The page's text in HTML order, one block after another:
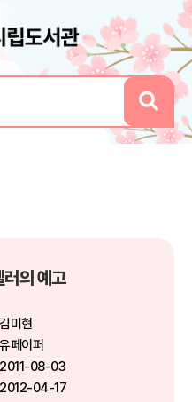
의 예고
김미현
유페이퍼
2011-08-03
2012-04-17